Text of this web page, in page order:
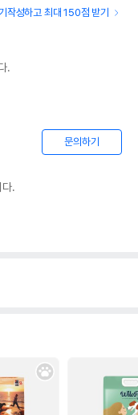
작성하고 최대 150점 받기
.
문의하기
다.